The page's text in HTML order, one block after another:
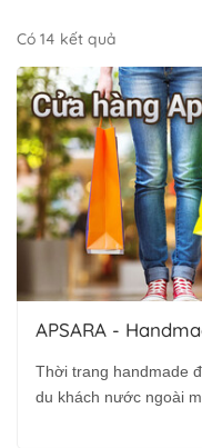
Có 14 kết quả
APSARA -
Thời trang handmade
du khách nước ngoài